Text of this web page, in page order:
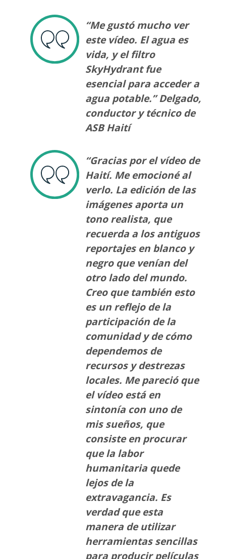
“Me gustó mucho ver
este vídeo. El agua es
vida, y el filtro
SkyHydrant fue
esencial para acceder a
agua potable.” Delgado,
conductor y técnico de
ASB Haití
“Gracias por el vídeo de
Haití. Me emocioné al
verlo. La edición de las
imágenes aporta un
tono realista, que
recuerda a los antiguos
reportajes en blanco y
negro que venían del
otro lado del mundo.
Creo que también esto
es un reflejo de la
participación de la
comunidad y de cómo
dependemos de
recursos y destrezas
locales. Me pareció que
el vídeo está en
sintonía con uno de
mis sueños, que
consiste en procurar
que la labor
humanitaria quede
lejos de la
extravagancia. Es
verdad que esta
manera de utilizar
herramientas sencillas
para producir películas